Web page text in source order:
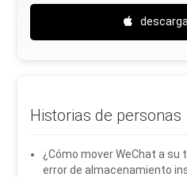
Historias de personas
¿Cómo mover WeChat a su
error de almacenamiento